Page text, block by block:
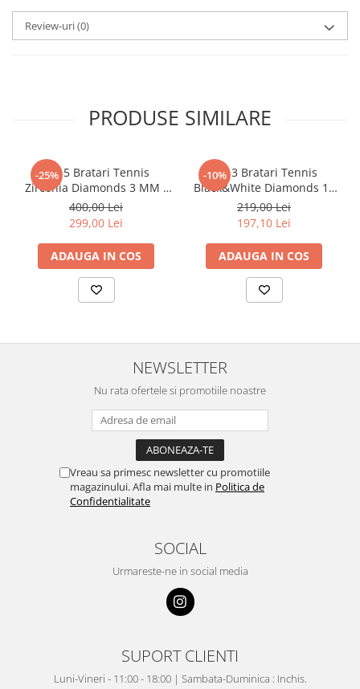
Review-uri(0)
PRODUSE SIMILARE
-25%
Set 5 Bratari Tennis
Zirconia Diamonds 3 MM /
19.5 CM
400,00 Lei
299,00 Lei
ADAUGA IN COS
-10%
Set 3 Bratari Tennis
Black&White Diamonds 19
CM
219,00 Lei
197,10 Lei
ADAUGA IN COS
NEWSLETTER
Nu rata ofertele si promotiile noastre
Vreau sa primesc newsletter cu promotiile
magazinului. Afla mai multe in Politica de
Confidentialitate
SOCIAL
Urmareste-ne in social media
SUPORT CLIENTI
Luni-Vineri - 11:00 - 18:00 | Sambata-Duminica : Inchis.